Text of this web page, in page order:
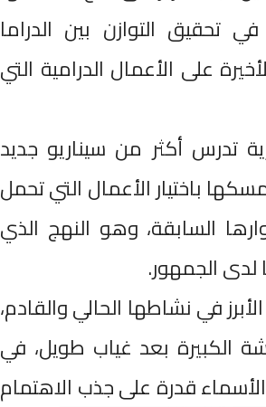
تحقيق التوازن بين الدراما
على الأعمال الدرامية التي
تدرس أكثر من سيناريو جديد
باختيار الأعمال التي تحمل
السابقة، وهو النهج الذي
لدى الجمهور.
في نشاطها الحالي والقادم،
الكبيرة بعد غياب طويل، في
قدرة على جذب الاهتمام